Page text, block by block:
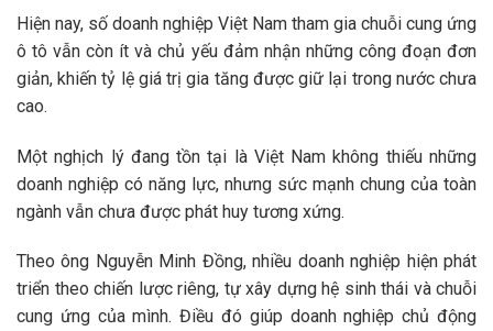
Hiện nay, số doanh nghiệp Việt Nam tham gia chuỗi cung ứng
ô tô vẫn còn ít và chủ yếu đảm nhận những công đoạn đơn
giản, khiến tỷ lệ giá trị gia tăng được giữ lại trong nước chưa
cao.
Một nghịch lý đang tồn tại là Việt Nam không thiếu những
doanh nghiệp có năng lực, nhưng sức mạnh chung của toàn
ngành vẫn chưa được phát huy tương xứng.
Theo ông Nguyễn Minh Đồng, nhiều doanh nghiệp hiện phát
triển theo chiến lược riêng, tự xây dựng hệ sinh thái và chuỗi
cung ứng của mình. Điều đó giúp doanh nghiệp chủ động